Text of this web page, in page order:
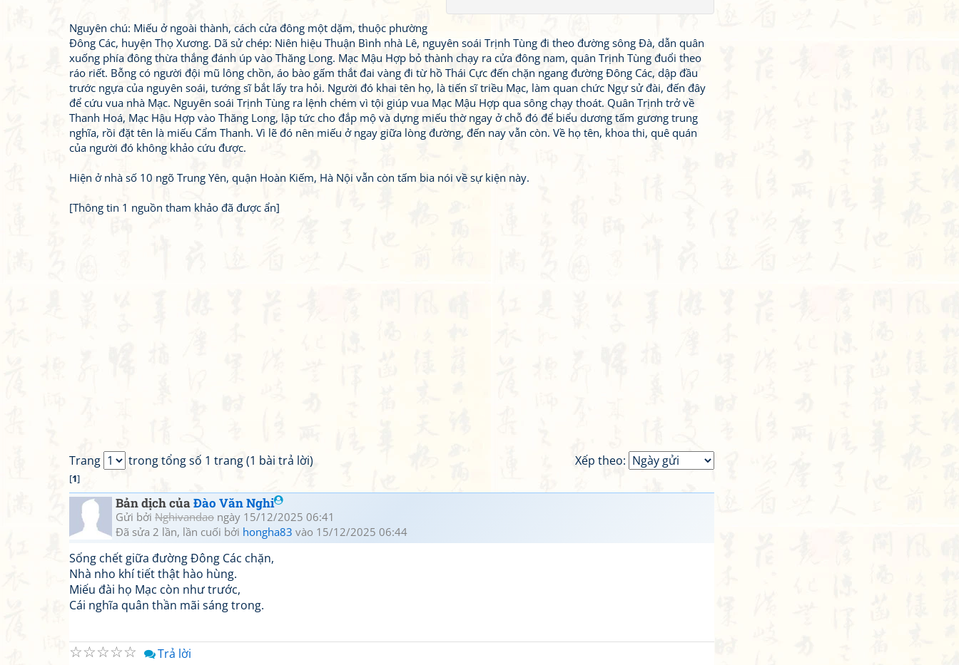
Nguyên chú: Miếu ở ngoài thành, cách cửa đông một dặm, thuộc phường
Đông Các, huyện Thọ Xương. Dã sử chép: Niên hiệu Thuận Bình nhà Lê, nguyên soái Trịnh Tùng đi theo đường sông Đà, dẫn quân
xuống phía đông thừa thắng đánh úp vào Thăng Long. Mạc Mậu Hợp bỏ thành chạy ra cửa đông nam, quân Trịnh Tùng đuổi theo
ráo riết. Bỗng có người đội mũ lông chồn, áo bào gấm thắt đai vàng đi từ hồ Thái Cực đến chặn ngang đường Đông Các, dập đầu
trước ngựa của nguyên soái, tướng sĩ bắt lấy tra hỏi. Người đó khai tên họ, là tiến sĩ triều Mạc, làm quan chức Ngự sử đài, đến đây
để cứu vua nhà Mạc. Nguyên soái Trịnh Tùng ra lệnh chém vì tội giúp vua Mạc Mậu Hợp qua sông chạy thoát. Quân Trịnh trở về
Thanh Hoá, Mạc Hậu Hợp vào Thăng Long, lập tức cho đắp mộ và dựng miếu thờ ngay ở chỗ đó để biểu dương tấm gương trung
nghĩa, rồi đặt tên là miếu Cẩm Thanh. Vì lẽ đó nên miếu ở ngay giữa lòng đường, đến nay vẫn còn. Về họ tên, khoa thi, quê quán
của người đó không khảo cứu được.
Hiện ở nhà số 10 ngõ Trung Yên, quận Hoàn Kiếm, Hà Nội vẫn còn tấm bia nói về sự kiện này.
[Thông tin 1 nguồn tham khảo đã được ẩn]
Xếp theo:
Trang trong tổng số 1 trang (1 bài trả lời)
[1]
Bản dịch củaĐào Văn Nghi
Gửi bởi Nghivandao ngày 15/12/2025 06:41
Đã sửa 2 lần, lần cuối bởi hongha83 vào 15/12/2025 06:44
Sống chết giữa đường Đông Các chặn,
Nhà nho khí tiết thật hào hùng.
Miếu đài họ Mạc còn như trước,
Cái nghĩa quân thần mãi sáng trong.
☆
☆
☆
☆
☆ Trả lời